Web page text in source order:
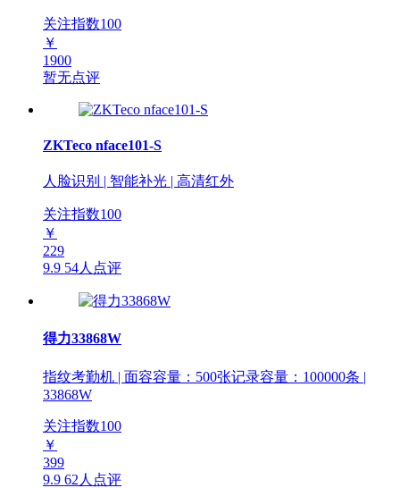
关注指数100
￥
1900
暂无点评
ZKTeco nface101-S
人脸识别 | 智能补光 | 高清红外
关注指数100
￥
229
9.9 54人点评
得力33868W
指纹考勤机 | 面容容量：500张记录容量：100000条 |
33868W
关注指数100
￥
399
9.9 62人点评